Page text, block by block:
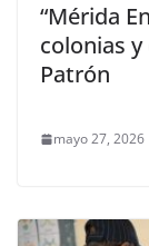
“Mérida
colonias
Patrón
mayo 27, 2026